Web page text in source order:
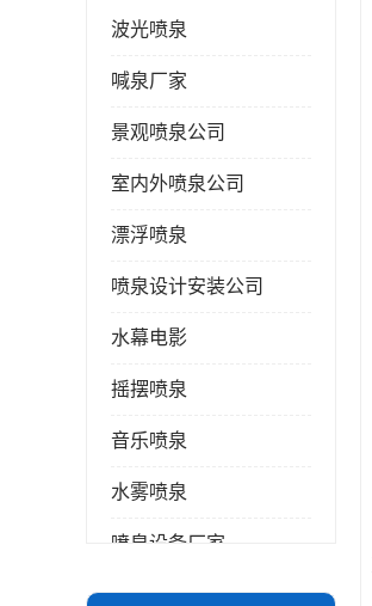
波光喷泉
喊泉厂家
景观喷泉公司
室内外喷泉公司
漂浮喷泉
喷泉设计安装公司
水幕电影
摇摆喷泉
音乐喷泉
水雾喷泉
喷泉设备厂家
数字水幕